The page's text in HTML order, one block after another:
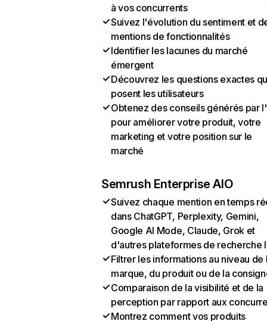
à vos concurrents
Suivez l'évolution du sentiment et
mentions de fonctionnalités
Identifier les lacunes du marché
émergent
Découvrez les questions exactes
posent les utilisateurs
Obtenez des conseils générés par
pour améliorer votre produit, votre
marketing et votre position sur le
marché
Semrush Enterprise AIO
Suivez chaque mention en temps
dans ChatGPT, Perplexity, Gemini,
Google AI Mode, Claude, Grok et
d'autres plateformes de recherche
Filtrer les informations au niveau de
marque, du produit ou de la
Comparaison de la visibilité et de la
perception par rapport aux
Montrez comment vos produits